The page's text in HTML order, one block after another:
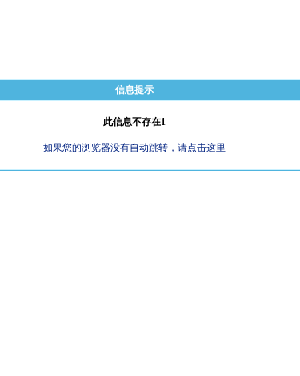
信息提示
此信息不存在1
如果您的浏览器没有自动跳转，请点击这里